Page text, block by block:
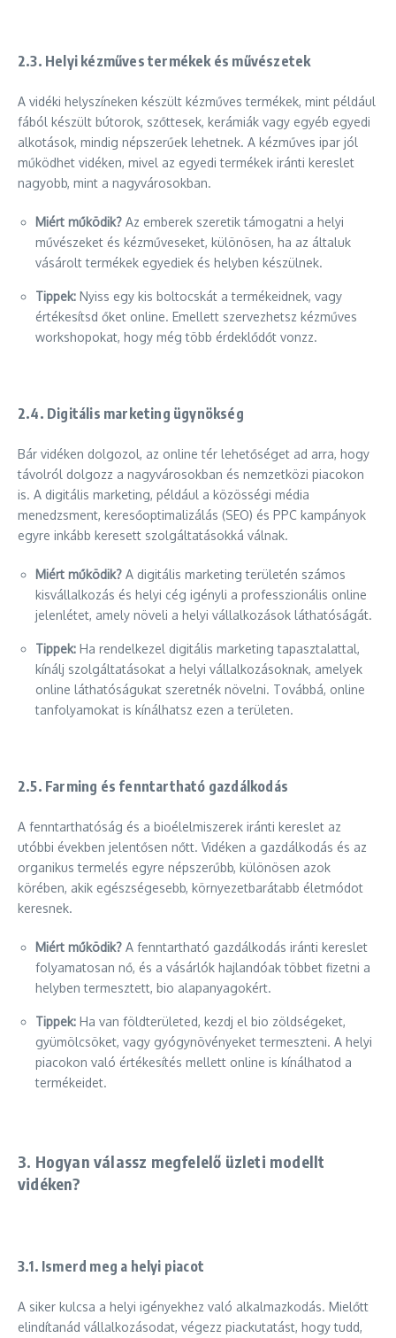
2.3. Helyi kézműves termékek és művészetek
A vidéki helyszíneken készült kézműves termékek, mint például
fából készült bútorok, szőttesek, kerámiák vagy egyéb egyedi
alkotások, mindig népszerűek lehetnek. A kézműves ipar jól
működhet vidéken, mivel az egyedi termékek iránti kereslet
nagyobb, mint a nagyvárosokban.
Miért működik? Az emberek szeretik támogatni a helyi
művészeket és kézműveseket, különösen, ha az általuk
vásárolt termékek egyediek és helyben készülnek.
Tippek: Nyiss egy kis boltocskát a termékeidnek, vagy
értékesítsd őket online. Emellett szervezhetsz kézműves
workshopokat, hogy még több érdeklődőt vonzz.
2.4. Digitális marketing ügynökség
Bár vidéken dolgozol, az online tér lehetőséget ad arra, hogy
távolról dolgozz a nagyvárosokban és nemzetközi piacokon
is. A digitális marketing, például a közösségi média
menedzsment, keresőoptimalizálás (SEO) és PPC kampányok
egyre inkább keresett szolgáltatásokká válnak.
Miért működik? A digitális marketing területén számos
kisvállalkozás és helyi cég igényli a professzionális online
jelenlétet, amely növeli a helyi vállalkozások láthatóságát.
Tippek: Ha rendelkezel digitális marketing tapasztalattal,
kínálj szolgáltatásokat a helyi vállalkozásoknak, amelyek
online láthatóságukat szeretnék növelni. Továbbá, online
tanfolyamokat is kínálhatsz ezen a területen.
2.5. Farming és fenntartható gazdálkodás
A fenntarthatóság és a bioélelmiszerek iránti kereslet az
utóbbi években jelentősen nőtt. Vidéken a gazdálkodás és az
organikus termelés egyre népszerűbb, különösen azok
körében, akik egészségesebb, környezetbarátabb életmódot
keresnek.
Miért működik? A fenntartható gazdálkodás iránti kereslet
folyamatosan nő, és a vásárlók hajlandóak többet fizetni a
helyben termesztett, bio alapanyagokért.
Tippek: Ha van földterületed, kezdj el bio zöldségeket,
gyümölcsöket, vagy gyógynövényeket termeszteni. A helyi
piacokon való értékesítés mellett online is kínálhatod a
termékeidet.
3. Hogyan válassz megfelelő üzleti modellt
vidéken?
3.1. Ismerd meg a helyi piacot
A siker kulcsa a helyi igényekhez való alkalmazkodás. Mielőtt
elindítanád vállalkozásodat, végezz piackutatást, hogy tudd,